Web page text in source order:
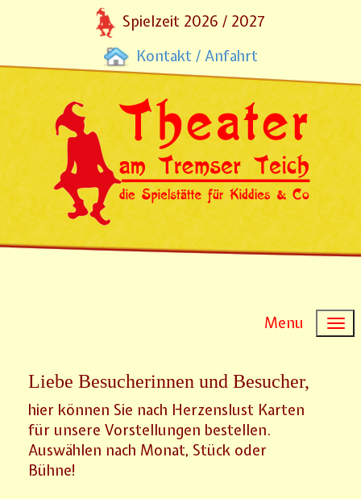
Spielzeit 2026 / 2027
Kontakt / Anfahrt
Menu
Liebe Besucherinnen und Besucher,
hier können Sie nach Herzenslust Karten
für unsere Vorstellungen bestellen.
Auswählen nach Monat, Stück oder
Bühne!